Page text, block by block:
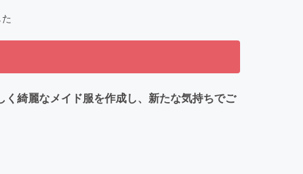
綺麗なメイド服を作成し、新たな気持ちでご